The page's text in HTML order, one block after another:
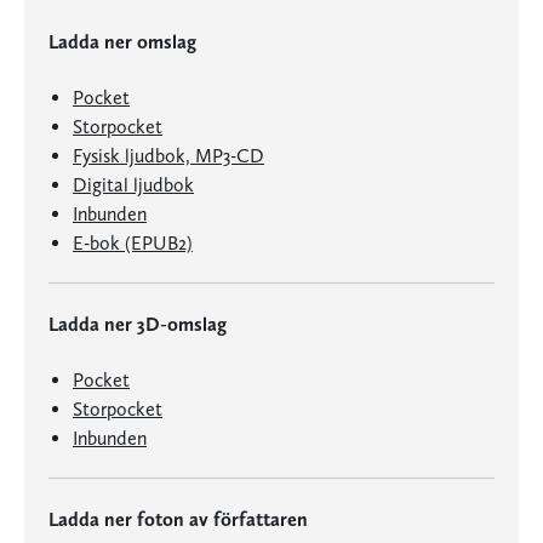
Ladda ner omslag
Pocket
Storpocket
Fysisk ljudbok, MP3-CD
Digital ljudbok
Inbunden
E-bok (EPUB2)
Ladda ner 3D-omslag
Pocket
Storpocket
Inbunden
Ladda ner foton av författaren